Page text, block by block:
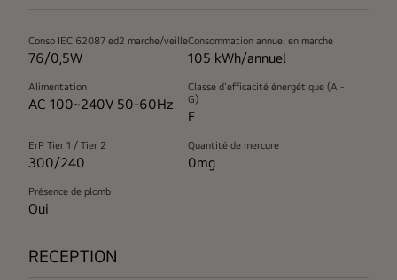
Conso IEC 62087 ed2 marche/veille
76/0,5W
Consommation annuel en marche
105 kWh/annuel
Alimentation
AC 100~240V 50-60Hz
Classe d'efficacité énergétique (A -
G)
F
ErP Tier 1 / Tier 2
300/240
Quantité de mercure
0mg
Présence de plomb
Oui
RECEPTION